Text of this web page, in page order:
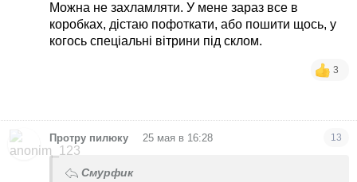
Можна не захламляти. У мене зараз все в
коробках, дістаю пофоткати, або пошити щось, у
когось спеціальні вітрини під склом.
3
Протру пилюку 25 мая в 16:28 13
Смурфик